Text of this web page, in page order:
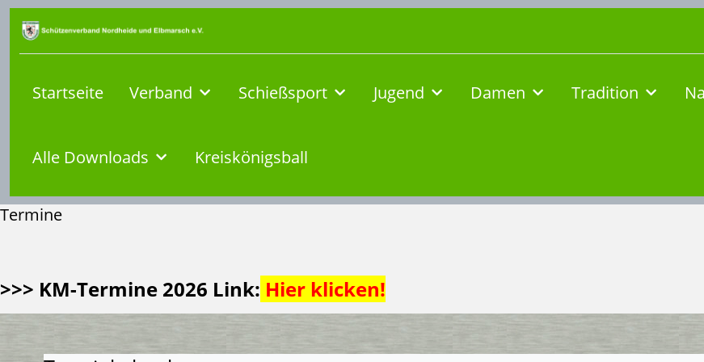
Startseite Verband Schießsport Jugend Damen Tradition
Alle Downloads Kreiskönigsball
Termine
>>> KM-Termine 2026 Link: Hier klicken!